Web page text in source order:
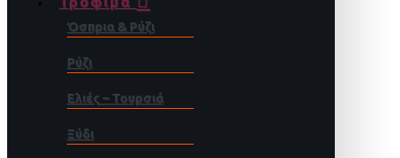
Όσπρια & Ρύζι
Ρύζι
Ελιές – Τουρσιά
Ξύδι